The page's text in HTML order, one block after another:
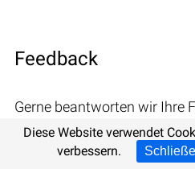
Feedback
Gerne beantworten wir Ihre
Diese Website verwendet
verbessern.